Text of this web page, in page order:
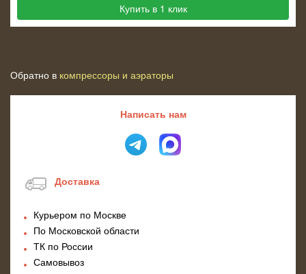
Купить в 1 клик
Обратно в компрессоры и аэраторы
Написать нам
Доставка
Курьером по Москве
По Московской области
ТК по России
Самовывоз